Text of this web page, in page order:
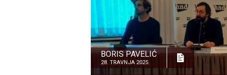
BORIS PAVELIĆ
28. TRAVNJA 2025.